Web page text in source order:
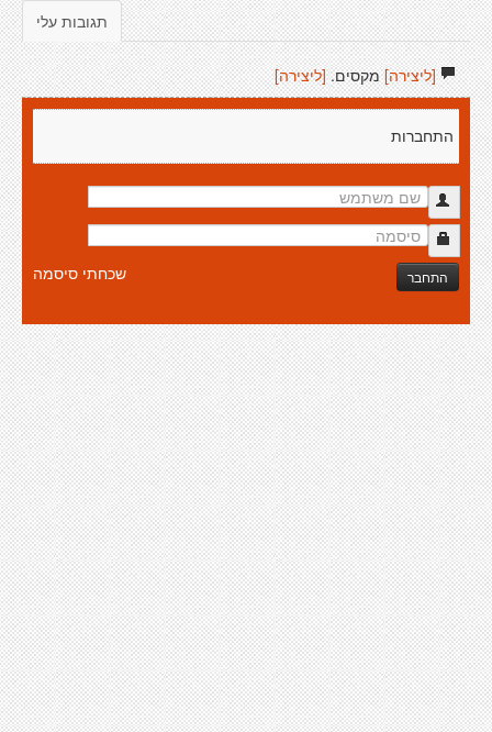
תגובות עלי
[ליצירה]מקסים. [ליצירה]
התחברות
התחבר שכחתי סיסמה